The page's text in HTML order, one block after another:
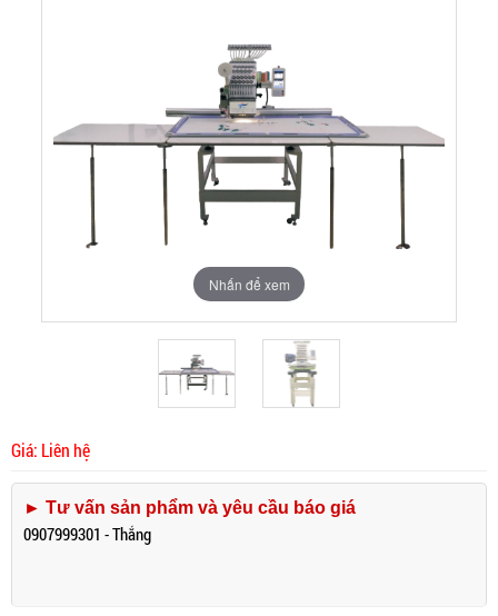
Nhấn để xem
Nhấn để xem
Giá: Liên hệ
► Tư vấn sản phẩm và yêu cầu báo giá
0907999301 - Thắng